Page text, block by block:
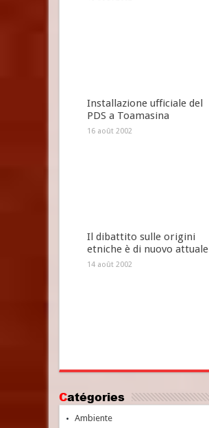
Installazione ufficiale del
PDS a Toamasina
16 août 2002
Il dibattito sulle origini
etniche è di nuovo attuale
14 août 2002
Catégories
Ambiente